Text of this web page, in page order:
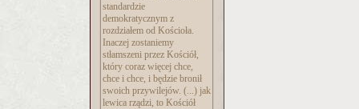
standardzie
demokratycznym z
rozdziałem od Kościoła.
Inaczej zostaniemy
stłamszeni przez Kościół,
który coraz więcej chce,
chce i chce, i będzie bronił
swoich przywilejów. (...) jak
lewica rządzi, to Kościół